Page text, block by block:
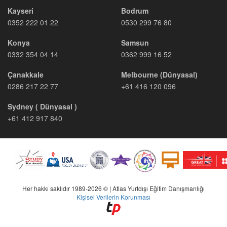
Kayseri
0352 222 01 22
Bodrum
0530 299 76 80
Konya
0332 354 04 14
Samsun
0362 999 16 52
Çanakkale
0286 217 22 77
Melbourne (Dünyasal)
+61 416 120 096
Sydney ( Dünyasal )
+61 412 917 840
Her hakkı saklıdır 1989-2026 © | Atlas Yurtdışı Eğitim Danışmanlığı
Kişisel Verilerin Korunması